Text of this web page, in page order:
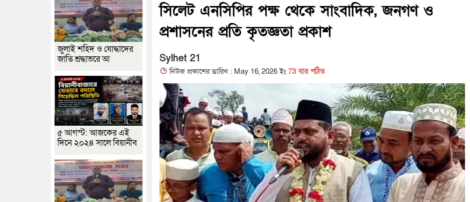
সিলেট এনসিপির পক্ষ থেকে সাংবাদিক, জনগণ ও
প্রশাসনের প্রতি কৃতজ্ঞতা প্রকাশ
Sylhet 21
নিউজ প্রকাশের তারিখ : May 16, 2026 ইং 73 বার পঠিত
জুলাই শহিদ ও যোদ্ধাদের
জাতি শ্রদ্ধাভরে আ
৫ আগস্ট: আজকের এই
দিনে ২০২৪ সালে বিয়ানীব